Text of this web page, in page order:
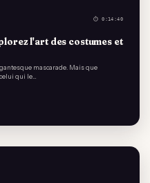
⏱ 0:14:40
l'art des costumes et
mascarade. Mais que
qui le…